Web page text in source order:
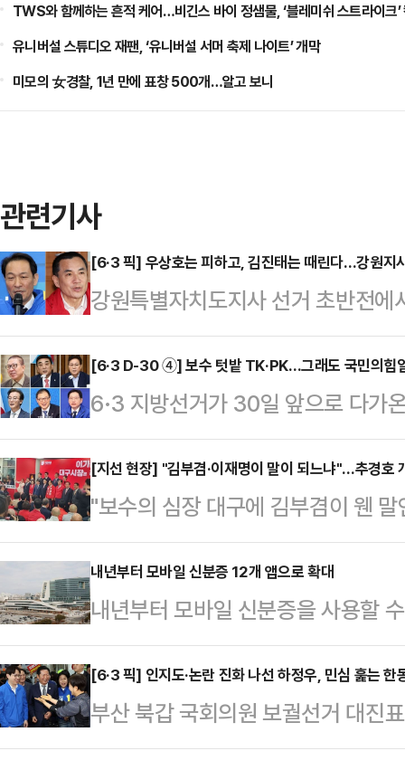
TWS와 함께하는 흔적 케어…비긴스 바이 정샘물, ‘블레미쉬 스트라이크’
유니버설 스튜디오 재팬, ‘유니버설 서머 축제 나이트’ 개막
미모의 女경찰, 1년 만에 표창 500개…알고 보니
관련기사
[6·3 픽] 우상호는 피하고, 김진태는 때린다…강원지
강원특별자치도지사 선거 초반전
반응'이 또 하나의 쟁점으로 떠오르
그간 TV토론 요구와 이른바 '축의
왔다. 최근에는 설악산 오색케이블
우 후보 측은 추가 해명이나 맞불
르면 이 같은 온도차는 각종 여론조
반 판세와 맞물려 나타나고 있다.
있지만, 우 후보…
[6·3 D-30 ④] 보수 텃밭 TK·PK…그래도 국민의힘
6·3 지방선거가 30일 앞으로 다가
가 예측불가능한 흐름을 보이고 있
PK(부산·울산·경남) 광역단체장
면서다. 정치권에선 이 같은 흐름이
예측하기 어려울 것이란 전망을 내
구·경북과 부산·울산·경남의 광역
은 전재수 의원을 부산시장 후보로
후보와의 대진표를 완성…
[지선 현장] "김부겸·이재명이 말이 되느냐"…추경호
"보수의 심장 대구에 김부겸이 웬
한민국을 구한 곳, 대한민국을 구
적추적 내리는 3일 오후 대구 수성
치 인산인해를 이뤘다. 다름 아닌
있어서다. 이 곳은 대구가 왜 '보수
오간 인원을 포함해 결집한 총
혁"과 "추경호"를 외쳐댔다. 이날
더불어민…
내년부터 모바일 신분증 12개 앱으로 확대
내년부터 모바일 신분증을 사용할
전부는 2026년 모바일 신분증 민
정했다고 3일 밝혔다. 삼성카드는
기 위한 시스템 구축에 착수한다.이
부 앱 중심에서 민간 앱으로 넓히는
[6·3 픽] 인지도·논란 진화 나선 하정우, 민심 훑는
부산 북갑 국회의원 보궐선거 대진
동선도 숨 가쁘게 돌아갔다. 더불어